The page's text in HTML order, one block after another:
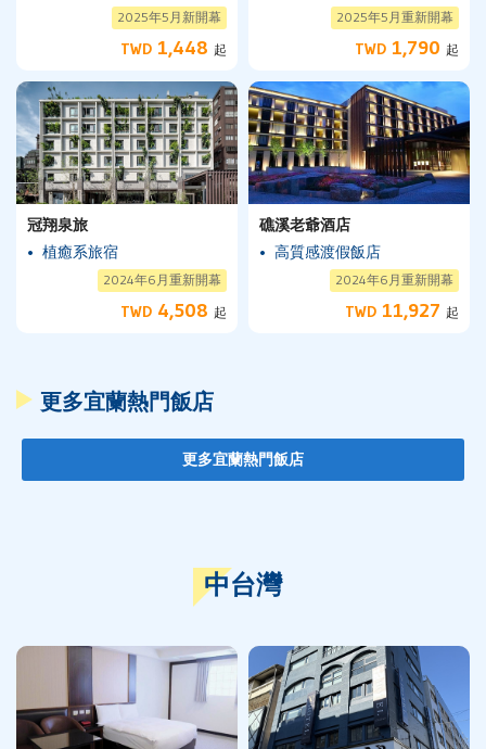
2025年5月新開幕
TWD 1,448 起
2025年5月重新開幕
TWD 1,790 起
冠翔泉旅
植癒系旅宿
2024年6月重新開幕
TWD 4,508 起
礁溪老爺酒店
高質感渡假飯店
2024年6月重新開幕
TWD 11,927 起
更多宜蘭熱門飯店
更多宜蘭熱門飯店
中台灣